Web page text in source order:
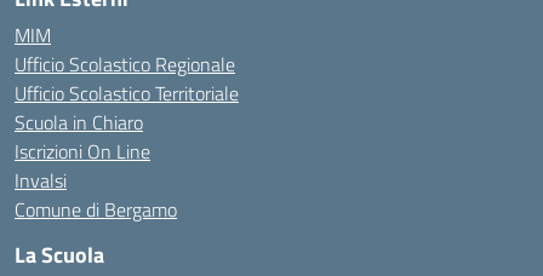
MIM
Ufficio Scolastico Regionale
Ufficio Scolastico Territoriale
Scuola in Chiaro
Iscrizioni On Line
Invalsi
Comune di Bergamo
La Scuola